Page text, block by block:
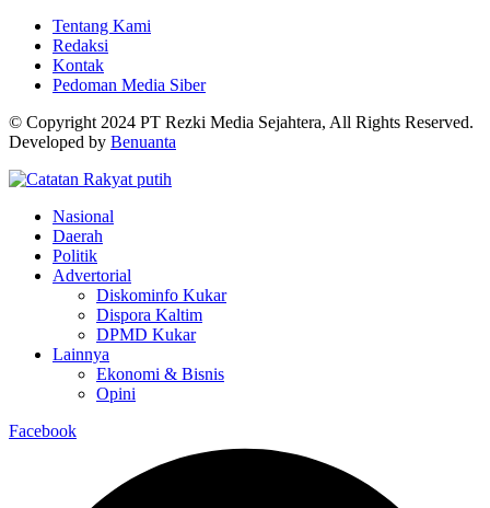
Tentang Kami
Redaksi
Kontak
Pedoman Media Siber
© Copyright 2024 PT Rezki Media Sejahtera, All Rights Reserved.
Developed by Benuanta
Nasional
Daerah
Politik
Advertorial
Diskominfo Kukar
Dispora Kaltim
DPMD Kukar
Lainnya
Ekonomi & Bisnis
Opini
Facebook